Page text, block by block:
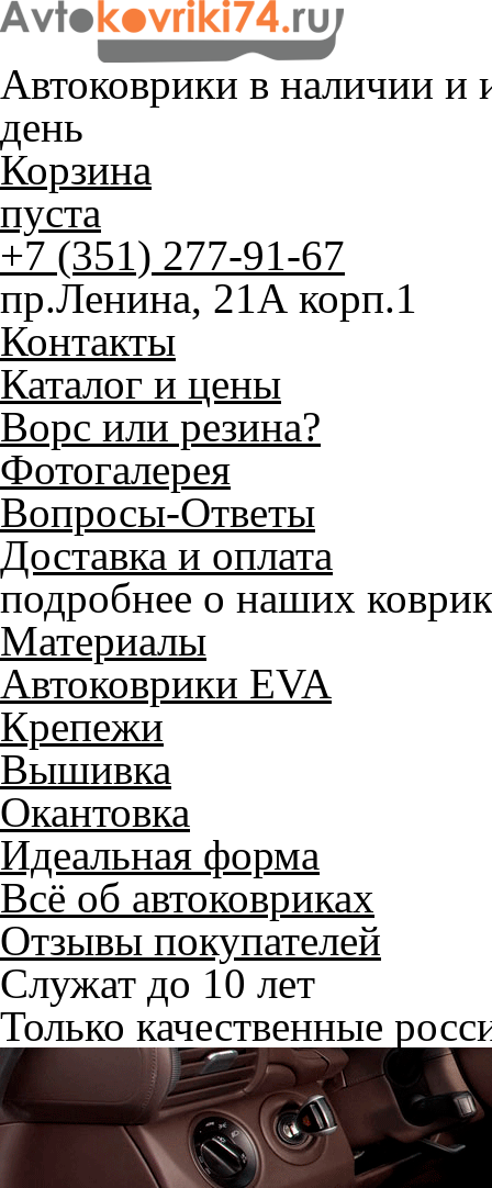
Автоковрики в наличии и
день
Корзина
пуста
+7 (351) 277-91-67
пр.Ленина, 21А корп.1
Контакты
Каталог и цены
Ворс или резина?
Фотогалерея
Вопросы-Ответы
Доставка и оплата
подробнее о наших
Материалы
Автоковрики EVA
Крепежи
Вышивка
Окантовка
Идеальная форма
Всё об автоковриках
Отзывы покупателей
Служат до 10 лет
Только качественные